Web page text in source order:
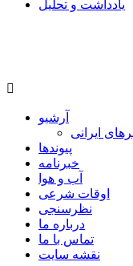
یادداشت و تحلیل
آرشیو
ایرانی
پیوندها
خبرنامه
آب و هوا
اوقات شرعی
نظرسنجی
درباره ما
تماس با ما
نقشه سایت